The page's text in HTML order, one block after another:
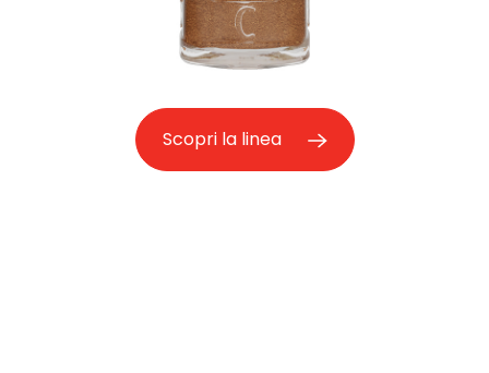
Scopri la linea